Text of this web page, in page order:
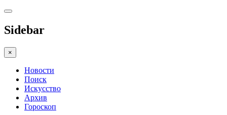
Sidebar
×
Новости
Поиск
Искусство
Архив
Гороскоп